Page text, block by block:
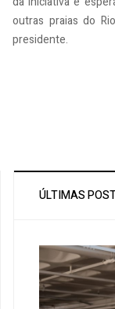
outras praias do
presidente.
ÚLTIMAS